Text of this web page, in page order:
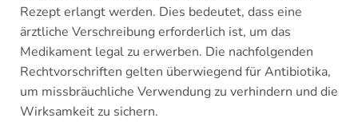
Rezept erlangt werden. Dies bedeutet, dass eine
ärztliche Verschreibung erforderlich ist, um das
Medikament legal zu erwerben. Die nachfolgenden
Rechtvorschriften gelten überwiegend für Antibiotika,
um missbräuchliche Verwendung zu verhindern und die
Wirksamkeit zu sichern.